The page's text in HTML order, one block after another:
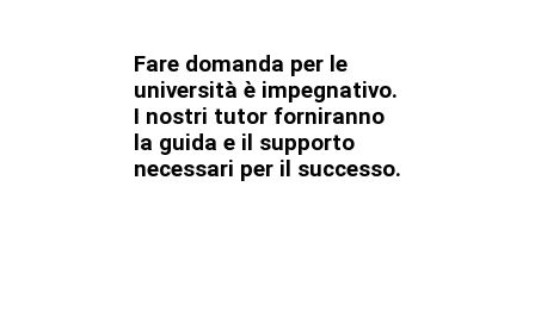
Fare domanda per le
università è impegnativo.
I nostri tutor forniranno
la guida e il supporto
necessari per il successo.